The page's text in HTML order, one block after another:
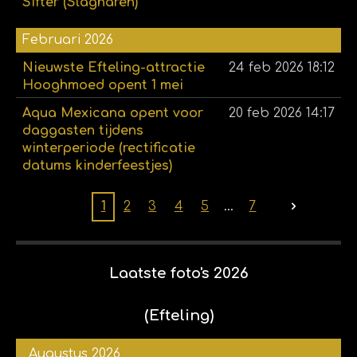
Februari 2026
Nieuwste Efteling-attractie
Hooghmoed opent 1 mei
24 feb 2026 18:12
Aqua Mexicana opent voor
daggasten tijdens
winterperiode (rectificatie
datums kinderfeestjes)
20 feb 2026 14:17
1 2 3 4 5 7
Laatste foto's 2026
(Efteling)
Augustus 2026